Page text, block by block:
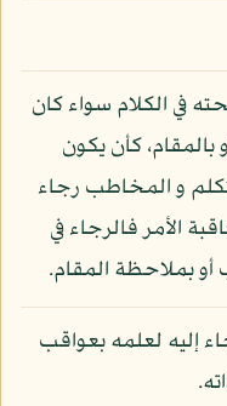
في الكلام سواء كان
كأن يكون
و المخاطب رجاء
الأمر فالرجاء في
بملاحظة المقام.
إليه لعلمه بعواقب